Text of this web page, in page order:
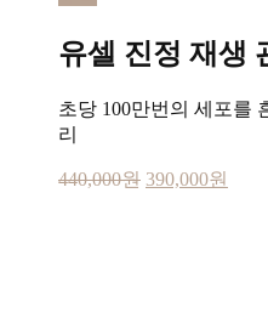
3
회
수
유셀 진정 재생
초당 100만번의 세포를
리
440,000원 390,000원